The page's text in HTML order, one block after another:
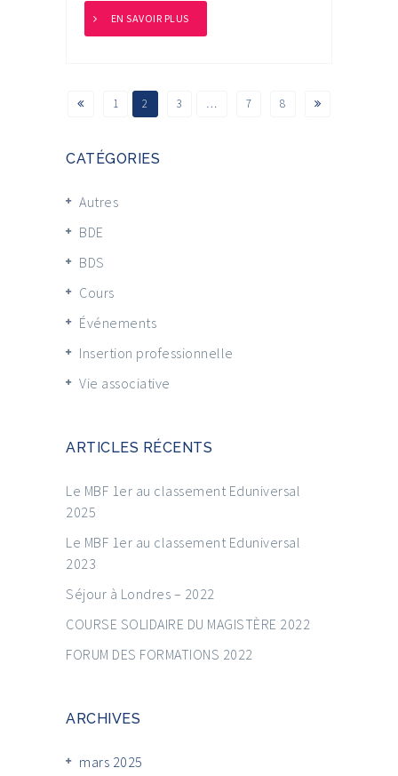
EN SAVOIR PLUS
1 2 3 … 7 8
CATÉGORIES
Autres
BDE
BDS
Cours
Événements
Insertion professionnelle
Vie associative
ARTICLES RÉCENTS
Le MBF 1er au classement Eduniversal
2025
Le MBF 1er au classement Eduniversal
2023
Séjour à Londres – 2022
COURSE SOLIDAIRE DU MAGISTÈRE 2022
FORUM DES FORMATIONS 2022
ARCHIVES
mars 2025